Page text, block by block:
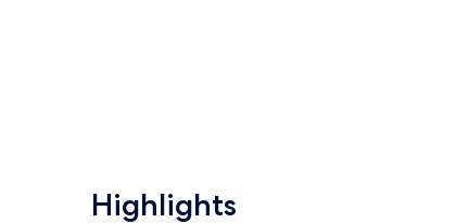
Highlights